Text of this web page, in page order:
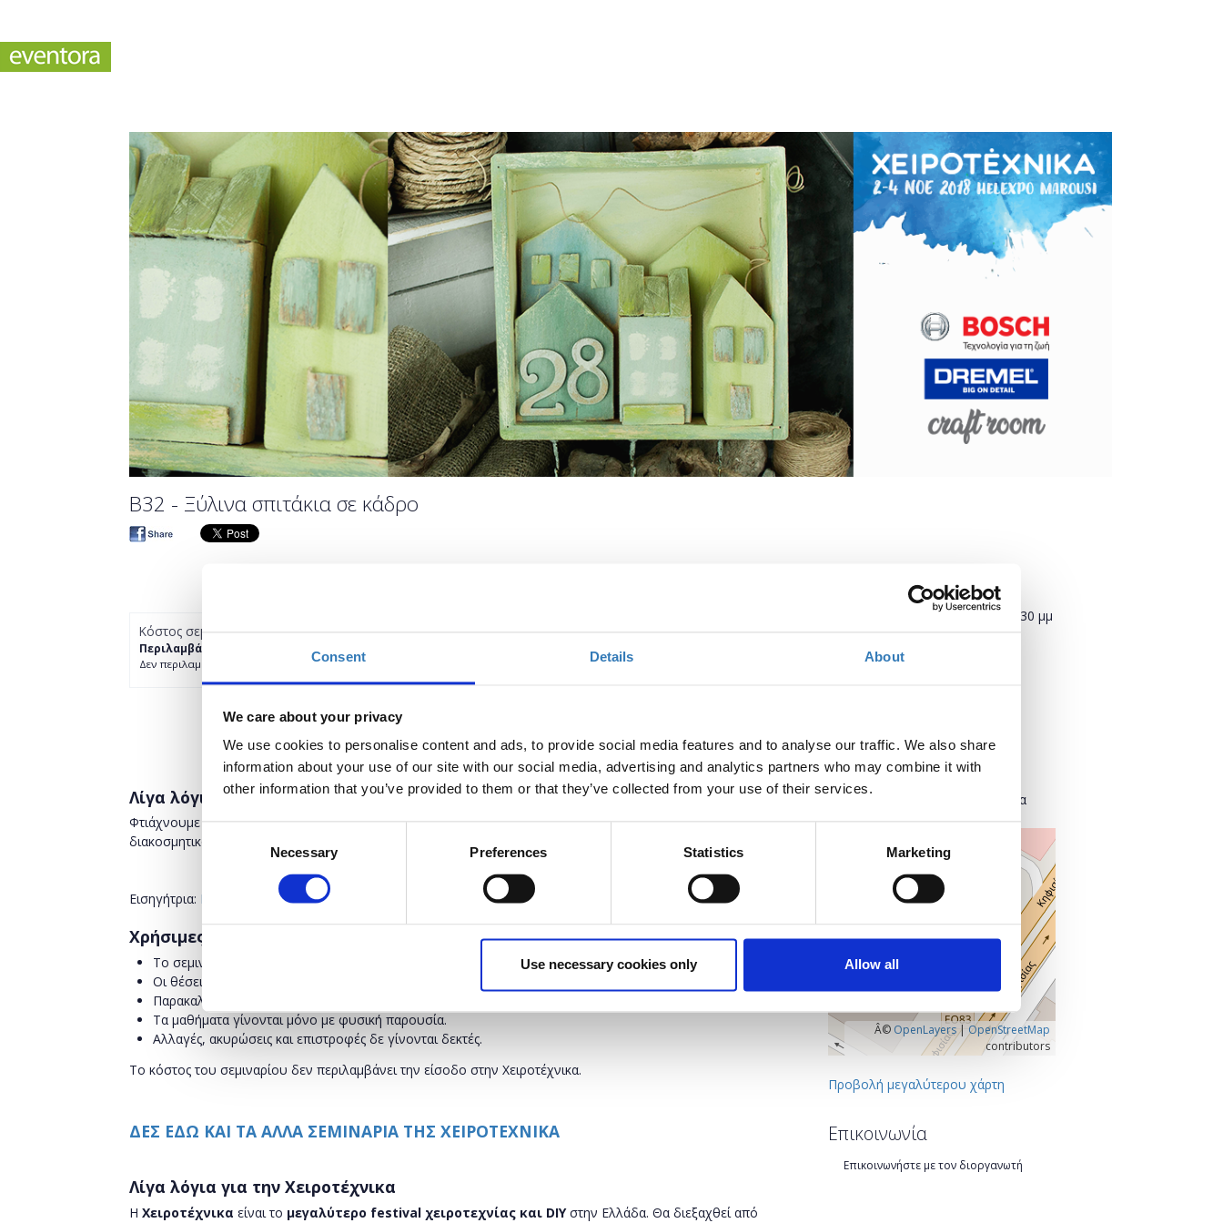
Consent Details About
We care about your privacy
We use cookies to personalise content and ads, to provide social media features and to analyse our traffic. We also share
information about your use of our site with our social media, advertising and analytics partners who may combine it with
other information that you’ve provided to them or that they’ve collected from your use of their services.
Necessary Preferences Statistics Marketing
Use necessary cookies only Allow all
B32 - Ξύλινα σπιτάκια σε κάδρο
Κόστος σεμιναρίου
Περιλαμβάνει όλα τα υλικά.
Δεν περιλαμβάνει το κόστος εισόδου στη Χειροτέχνικα.
€18,00
Η περίοδος
Λίγα λόγια για το σεμινάριο
Φτιάχνουμε ξύλινα σπιτάκια, τα βάφουμε και τα τοποθετούμε σε κάδρο για να φτιάξουμε ένα όμορφο
διακοσμητικό για το σπίτι μας.
Εισηγήτρια: Μαρία ΖαγκόρσκαΚωδικός σεμιναρίου: Β32
Χρήσιμες Πληροφορίες
Το σεμινάριο διαρκεί 2 ώρες.
Οι θέσεις είναι περιορισμένες.
Παρακαλώ να βρίσκεστε στο χώρο 15’ πριν την έναρξη του σεμιναρίου.
Τα μαθήματα γίνονται μόνο με φυσική παρουσία.
Αλλαγές, ακυρώσεις και επιστροφές δε γίνονται δεκτές.
Το κόστος του σεμιναρίου δεν περιλαμβάνει την είσοδο στην Χειροτέχνικα.
ΔΕΣ ΕΔΩ ΚΑΙ ΤΑ ΑΛΛΑ ΣΕΜΙΝΑΡΙΑ ΤΗΣ ΧΕΙΡΟΤΕΧΝΙΚΑ
Λίγα λόγια για την Χειροτέχνικα
Η Χειροτέχνικα είναι το μεγαλύτερο festival χειροτεχνίας και DIY στην Ελλάδα. Θα διεξαχθεί από
Σάββατο, 3 Νοεμβρίου 2018 12:30 μμ
Προσθήκη στο ημερολόγιό σας
Helexpo - Maroussi
Λεωφόρος Κηφισίας 39
151 23 Μαρούσι
Βόρειος Τομέας Αθηνών, Ελλάδα
Â© OpenLayers| OpenStreetMap
contributors
Προβολή μεγαλύτερου χάρτη
Επικοινωνία
Επικοινωνήστε με τον διοργανωτή